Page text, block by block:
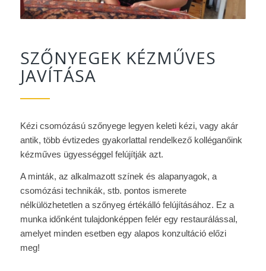
SZŐNYEGEK KÉZMŰVES
JAVÍTÁSA
Kézi csomózású szőnyege legyen keleti kézi, vagy akár
antik, több évtizedes gyakorlattal rendelkező kolléganőink
kézműves ügyességgel felújítják azt.
A minták, az alkalmazott színek és alapanyagok, a
csomózási technikák, stb. pontos ismerete
nélkülözhetetlen a szőnyeg értékálló felújításához. Ez a
munka időnként tulajdonképpen felér egy restaurálással,
amelyet minden esetben egy alapos konzultáció előzi
meg!